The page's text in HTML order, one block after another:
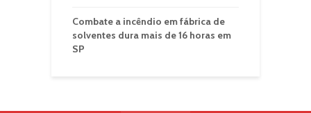
Combate a incêndio em fábrica de
solventes dura mais de 16 horas em
SP